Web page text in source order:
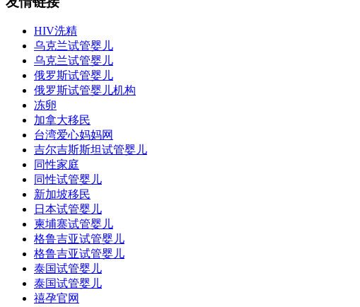
HIV洗精
乌克兰试管婴儿
乌克兰试管婴儿
俄罗斯试管婴儿
俄罗斯试管婴儿机构
冻卵
加拿大移民
台湾爱心妈妈网
吉尔吉斯斯坦试管婴儿
同性家庭
同性试管婴儿
新加坡移民
日本试管婴儿
柬埔寨试管婴儿
格鲁吉亚试管婴儿
格鲁吉亚试管婴儿
泰国试管婴儿
泰国试管婴儿
禧孕官网